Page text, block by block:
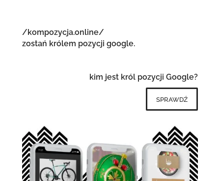
/kompozycja.online/
zostań królem pozycji google.
kim jest król pozycji Google?
sprawdź